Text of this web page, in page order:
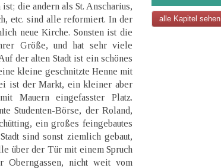
die andern als St. Anscharius,
etc. sind alle reformiert. In der
neue Kirche. Sonsten ist die
Größe, und hat sehr viele
der alten Stadt ist ein schönes
kleine geschnitzte Henne mit
ist der Markt, ein kleiner aber
Mauern eingefasster Platz.
Studenten-Börse, der Roland,
ein großes feingebautes
sind sonst ziemlich gebaut,
über der Tür mit einem Spruch
nicht weit vom
alle Kapitel sehen